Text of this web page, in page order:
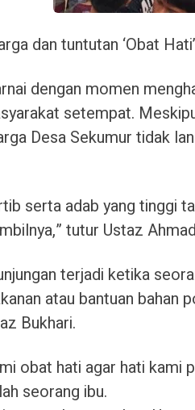
dan tuntutan ‘Obat Hati’
dengan momen
setempat.
Desa Sekumur tidak
serta adab yang tinggi
tutur Ustaz
terjadi ketika
atau bantuan bahan
Bukhari.
obat hati agar hati kami
seorang ibu.